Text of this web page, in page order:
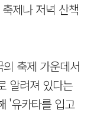
제나 저녁 산책
축제 가운데서
알려져 있다는
'유카타를 입고